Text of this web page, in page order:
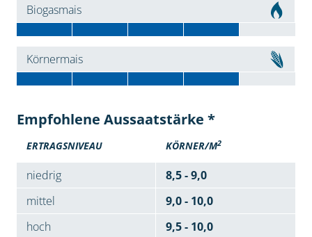
Biogasmais
Körnermais
Empfohlene Aussaatstärke *
ERTRAGSNIVEAU KÖRNER/M2
niedrig
8,5 - 9,0
mittel
9,0 - 10,0
hoch
9,5 - 10,0